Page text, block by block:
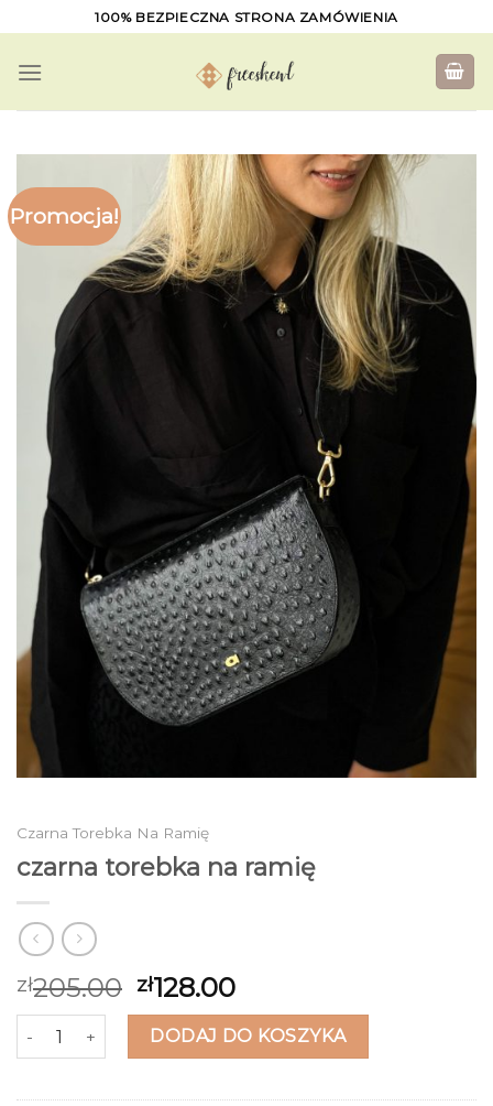
to
content
100% BEZPIECZNA STRONA ZAMÓWIENIA
Promocja!
Czarna Torebka Na Ramię
czarna torebka na ramię
zł205.00 zł128.00
ilość czarna torebka na ramięDODAJ DO KOSZYKA